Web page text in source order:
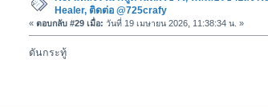
Healer, ติดต่อ @725crafy
« ตอบกลับ #29 เมื่อ: วันที่ 19 เมษายน 2026, 11:38:34 น. »
ดันกระทู้